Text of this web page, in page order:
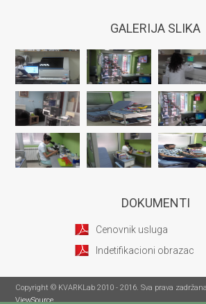
GALERIJA SLIKA
DOKUMENTI
Cenovnik usluga
Indetifikacioni obrazac
Copyright © KVARKLab 2010 - 2016. Sva prava
ViewSource